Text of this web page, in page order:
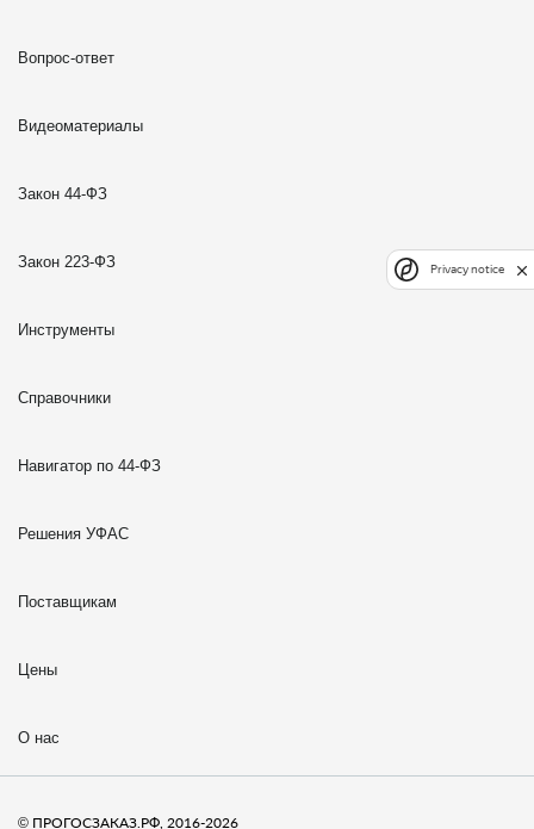
Вопрос-ответ
Видеоматериалы
Закон 44-ФЗ
Закон 223-ФЗ
Инструменты
Справочники
Навигатор по 44-ФЗ
Решения УФАС
Поставщикам
Цены
О нас
© ПРОГОСЗАКАЗ.РФ, 2016-2026
Privacy notice